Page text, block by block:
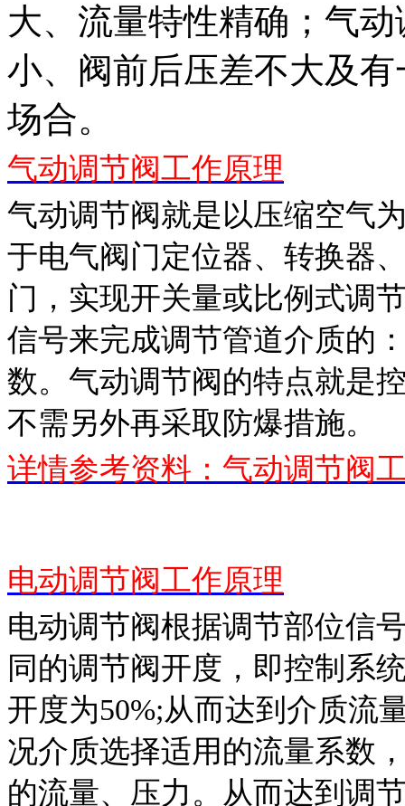
大、流量特性精确；气
小、阀前后压差不大及
场合。
气动调节阀工作原理
气动调节阀就是以压缩空气
于电气阀门定位器、转换器
门，实现开关量或比例式调
信号来完成调节管道介质的
数。气动调节阀的特点就是
不需另外再采取防爆措施。
详情参考资料：气动调节阀
电动调节阀工作原理
电动调节阀根据调节部位信
同的调节阀开度，即控制系
开度为50%;从而达到介质流
况介质选择适用的流量系数
的流量、压力。从而达到调